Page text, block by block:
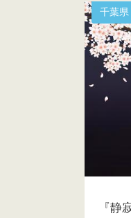
千葉県
『静